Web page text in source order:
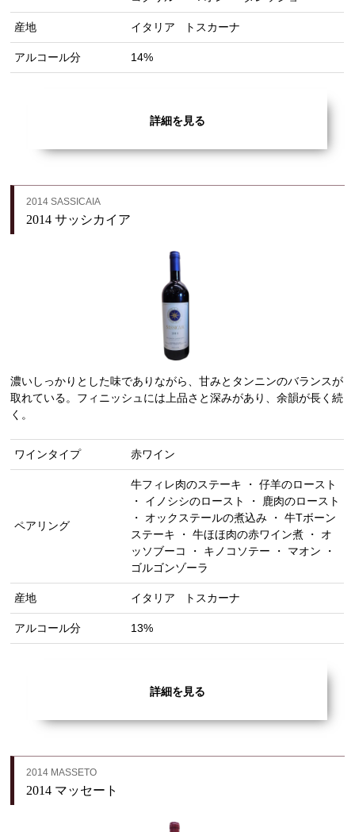
産地 イタリア トスカーナ
アルコール分 14%
詳細を見る
2014 SASSICAIA
2014 サッシカイア
濃いしっかりとした味でありながら、甘みとタンニンのバランスが
取れている。フィニッシュには上品さと深みがあり、余韻が長く続
く。
ワインタイプ 赤ワイン
ペアリング
牛フィレ肉のステーキ ・ 仔羊のロースト
・ イノシシのロースト ・ 鹿肉のロースト
・ オックステールの煮込み ・ 牛Tボーン
ステーキ ・ 牛ほほ肉の赤ワイン煮 ・ オ
ッソブーコ ・ キノコソテー ・ マオン ・
ゴルゴンゾーラ
産地 イタリア トスカーナ
アルコール分 13%
詳細を見る
2014 MASSETO
2014 マッセート